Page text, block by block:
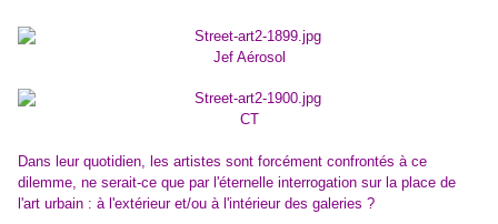
Jef Aérosol
CT
Dans leur quotidien, les artistes sont forcément confrontés à ce
dilemme, ne serait-ce que par l'éternelle interrogation sur la place de
l'art urbain : à l'extérieur et/ou à l'intérieur des galeries ?